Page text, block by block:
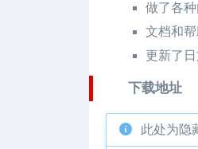
做了各种
文档和
更新了日
下载地址
此处为隐